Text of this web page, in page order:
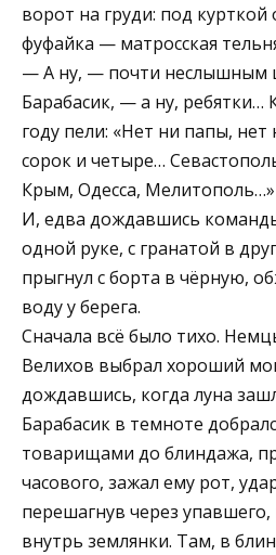
ворот на груди: под курткой
фуфайка — матросская
— А ну, — почти неслышным
Барабасик, — а ну, ребятки…
году пели: «Нет ни папы,
сорок и четыре…
Крым, Одесса,
И, едва дождавшись
одной руке, с гранатой в
прыгнул с борта в чёрную,
воду у берега.
Сначала всё было тихо.
Велихов выбрал хороший
дождавшись, когда луна
Барабасик в темноте
товарищами до блиндажа,
часового, зажал ему рот,
перешагнув через
внутрь землянки. Там, в